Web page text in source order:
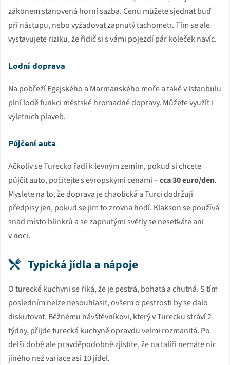
zákonem stanovená horní sazba. Cenu můžete sjednat buď
při nástupu, nebo vyžadovat zapnutý tachometr. Tím se ale
vystavujete riziku, že řidič si s vámi pojezdí pár koleček navíc.
Lodní doprava
Na pobřeží Egejského a Marmanského moře a také v Istanbulu
plní lodě funkci městské hromadné dopravy. Můžete využít i
výletních plaveb.
Půjčení auta
Ačkoliv se Turecko řadí k levným zemím, pokud si chcete
půjčit auto, počítejte s evropskými cenami –cca 30 euro/den.
Myslete na to, že doprava je chaotická a Turci dodržují
předpisy jen, pokud se jim to zrovna hodí. Klakson se používá
snad místo blinkrů a se zapnutými světly se nesetkáte ani
v noci.
Typická jídla a nápoje
O turecké kuchyni se říká, že je pestrá, bohatá a chutná. S tím
posledním nelze nesouhlasit, ovšem o pestrosti by se dalo
diskutovat. Běžnému návštěvníkovi, který v Turecku stráví 2
týdny, přijde turecká kuchyně opravdu velmi rozmanitá. Po
delší době ale pravděpodobně zjistíte, že na talíři nemáte nic
jiného než variace asi 10 jídel.